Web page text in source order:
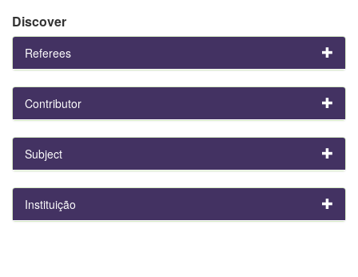
Discover
Referees
Contributor
Subject
Instituição